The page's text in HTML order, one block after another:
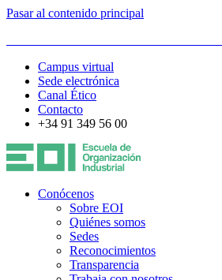
Pasar al contenido principal
Campus virtual
Sede electrónica
Canal Ético
Contacto
+34 91 349 56 00
Conócenos
Sobre EOI
Quiénes somos
Sedes
Reconocimientos
Transparencia